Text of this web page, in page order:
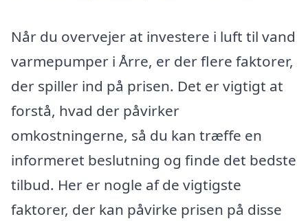
Når du overvejer at investere i luft til vand
varmepumper i Årre, er der flere faktorer,
der spiller ind på prisen. Det er vigtigt at
forstå, hvad der påvirker
omkostningerne, så du kan træffe en
informeret beslutning og finde det bedste
tilbud. Her er nogle af de vigtigste
faktorer, der kan påvirke prisen på disse